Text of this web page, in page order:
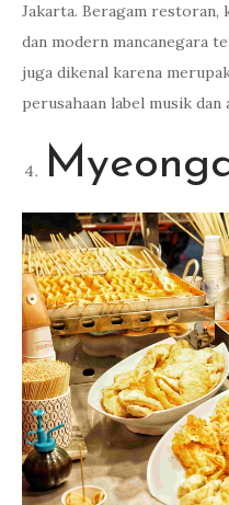
Jakarta. Beragam restoran,
dan modern mancanegara
juga dikenal karena
perusahaan label musik dan